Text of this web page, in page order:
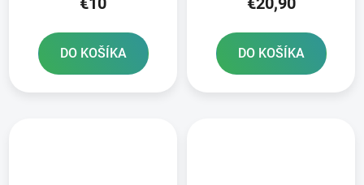
DO KOŠÍKA DO KOŠÍKA